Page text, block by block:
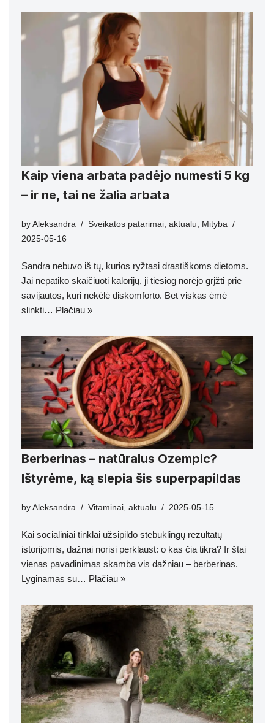
Kaip viena arbata padėjo numesti 5 kg
– ir ne, tai ne žalia arbata
by Aleksandra Sveikatos patarimai, aktualu, Mityba
2025-05-16
Sandra nebuvo iš tų, kurios ryžtasi drastiškoms dietoms.
Jai nepatiko skaičiuoti kalorijų, ji tiesiog norėjo grįžti prie
savijautos, kuri nekėlė diskomforto. Bet viskas ėmė
slinkti… Plačiau »
Berberinas – natūralus Ozempic?
Ištyrėme, ką slepia šis superpapildas
by Aleksandra Vitaminai aktualu 2025-05-15
Kai socialiniai tinklai užsipildo stebuklingų rezultatų
istorijomis, dažnai norisi perklaust: o kas čia tikra? Ir štai
vienas pavadinimas skamba vis dažniau – berberinas.
Lyginamas su… Plačiau »